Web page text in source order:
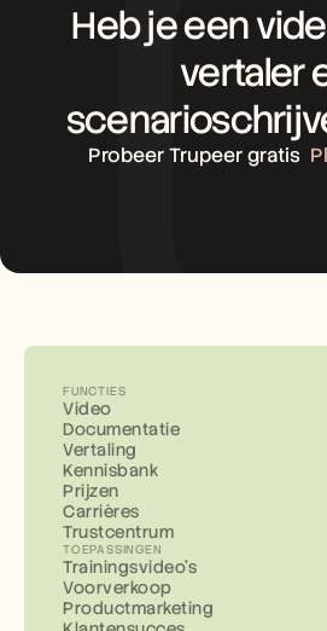
Heb je een
vertaler
Probeer Trupeer gratis
FUNCTIES
Video
Documentatie
Vertaling
Kennisbank
Prijzen
Carrières
Trustcentrum
TOEPASSINGEN
Trainingsvideo's
Voorverkoop
Productmarketing